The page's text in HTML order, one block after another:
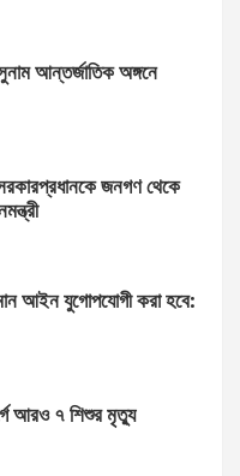
সুনাম আন্তর্জাতিক অঙ্গনে
জনগণ থেকে
আইন যুগোপযোগী করা হবে:
আরও ৭ শিশুর মৃত্যু